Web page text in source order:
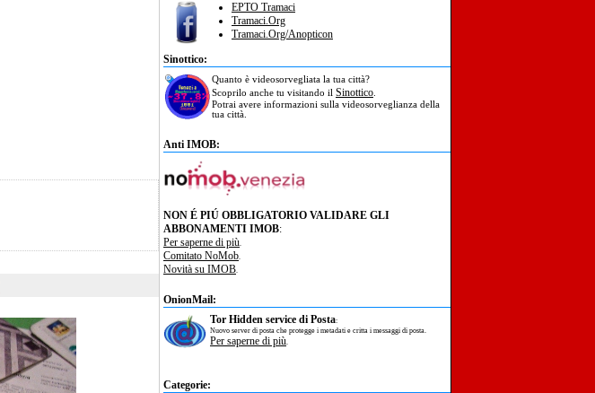
EPTO Tramaci
Tramaci.Org
Tramaci.Org/Anopticon
Sinottico:
Quanto è videosorvegliata la tua città?
Scoprilo anche tu visitando il Sinottico
Potrai avere informazioni sulla videosorveglianza della
tua città.
Anti IMOB:
NON É PIÚ OBBLIGATORIO VALIDARE GLI
ABBONAMENTI IMOB:
Per saperne di più.
Comitato NoMob.
Novità su IMOB.
OnionMail:
Tor Hidden service di Posta:
Nuovo server di posta che protegge i metadati e critta i messaggi di posta.
Per saperne di più.
Categorie: